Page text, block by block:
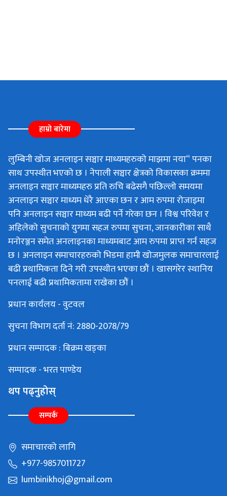
हाम्रो बारेमा
लुम्बिनी खोज अनलाइन सञ्चार माध्यमहरुको माझमा नया“ पनका
साथ उपस्थीत भएको छ । नेपाली सञ्चार क्षेत्रको विकासका क्रममा
अनलाइन सञ्चार माध्यमहरु प्रति रुचि बढेसगै पछिल्लो समयमा
अनलाइन सञ्चार माध्यम धेरै आएका छन र आम रुपमा रोजाइमा
पनि अनलाइन सञ्चार माध्यम बढी पर्ने गरेका छन । विश्व परिवेश र
अहिलेको सुचनाको युगमा सहज रुपमा सुचना, जानकारीका साथै
मनोरञ्जन समेत अनलाइनका माध्यमबाट आम रुपमा प्राप्त गर्न सहज
छ । अनलाइन समाचारहरुको भिडमा हामी खोजमुलक समाचारलाई
बढी प्रथामिकता दिने गरी उपस्थीत भएका छौं । खासगरेर स्थानिय
पनलाई बढी प्रथामिकतामा राखेका छौं ।
प्रधान कार्यलय - वुटवल
सुचना विभाग दर्ता नं: 2880-2078/79
प्रधान सम्पादक : बिक्रम खड्का
सम्पादक - भरत पाण्डेय
थप पढ्नुहोस्
सम्पर्क
समाचारको लागि
+977-9857011727
lumbinikhoj@gmail.com